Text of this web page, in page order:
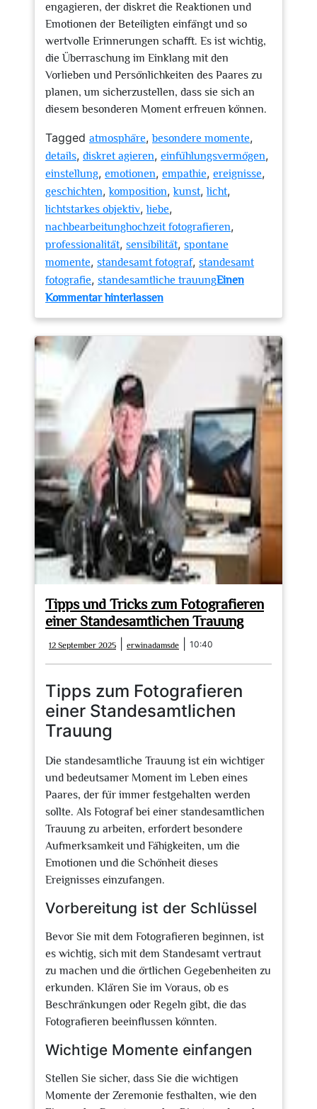
engagieren, der diskret die Reaktionen und
Emotionen der Beteiligten einfängt und so
wertvolle Erinnerungen schafft. Es ist wichtig,
die Überraschung im Einklang mit den
Vorlieben und Persönlichkeiten des Paares zu
planen, um sicherzustellen, dass sie sich an
diesem besonderen Moment erfreuen können.
Tagged atmosphäre,besondere momente,
details, diskret agieren, einfühlungsvermögen,
einstellung, emotionen, empathie, ereignisse,
geschichten,komposition,kunst,licht,
lichtstarkes objektiv,liebe,
nachbearbeitunghochzeit fotografieren,
professionalität, sensibilität, spontane
momente, standesamt fotograf, standesamt
fotografie, standesamtliche trauungEinen
Kommentar hinterlassenzu
Standesamt
Fotografie
Tipps und Tricks zum Fotografieren
einer Standesamtlichen Trauung
12 September 2025
September
2025
erwinadamsde erwinadamsde
10:40
Tipps zum Fotografieren
einer Standesamtlichen
Trauung
Die standesamtliche Trauung ist ein wichtiger
und bedeutsamer Moment im Leben eines
Paares, der für immer festgehalten werden
sollte. Als Fotograf bei einer standesamtlichen
Trauung zu arbeiten, erfordert besondere
Aufmerksamkeit und Fähigkeiten, um die
Emotionen und die Schönheit dieses
Ereignisses einzufangen.
Vorbereitung ist der Schlüssel
Bevor Sie mit dem Fotografieren beginnen, ist
es wichtig, sich mit dem Standesamt vertraut
zu machen und die örtlichen Gegebenheiten zu
erkunden. Klären Sie im Voraus, ob es
Beschränkungen oder Regeln gibt, die das
Fotografieren beeinflussen könnten.
Wichtige Momente einfangen
Stellen Sie sicher, dass Sie die wichtigen
Momente der Zeremonie festhalten, wie den